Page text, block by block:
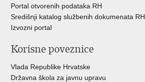
Portal otvorenih podataka RH
Središnji katalog službenih dokumenata RH
Izvozni portal
Korisne poveznice
Vlada Republike Hrvatske
Državna škola za javnu upravu